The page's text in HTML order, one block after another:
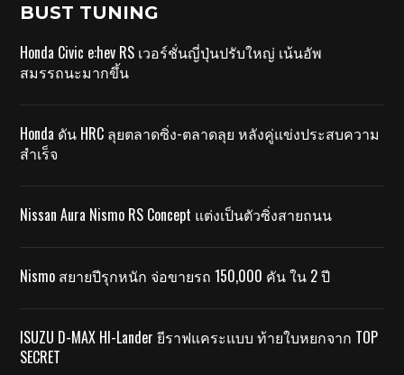
BUST TUNING
Honda Civic e:hev RS เวอร์ชั่นญี่ปุ่นปรับใหญ่ เน้นอัพ
สมรรถนะมากขึ้น
Honda ดัน HRC ลุยตลาดซิ่ง-ตลาดลุย หลังคู่แข่งประสบความ
สำเร็จ
Nissan Aura Nismo RS Concept แต่งเป็นตัวซิ่งสายถนน
Nismo สยายปีรุกหนัก จ่อขายรถ 150,000 คัน ใน 2 ปี
ISUZU D-MAX HI-Lander ยีราฟแคระแบบ ท้ายใบหยกจาก TOP
SECRET